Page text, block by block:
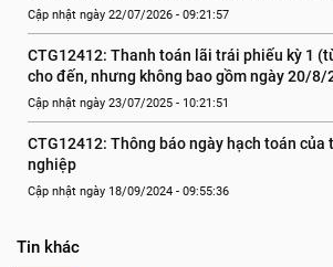
Cập nhật ngày 22/07/2026 - 09:21:57
CTG12412: Thanh toán lãi trái phiếu kỳ 1
cho đến, nhưng không bao gồm ngày 20/8/
Cập nhật ngày 23/07/2025 - 10:21:51
CTG12412: Thông báo ngày hạch toán của
nghiệp
Cập nhật ngày 18/09/2024 - 09:55:36
Tin khác